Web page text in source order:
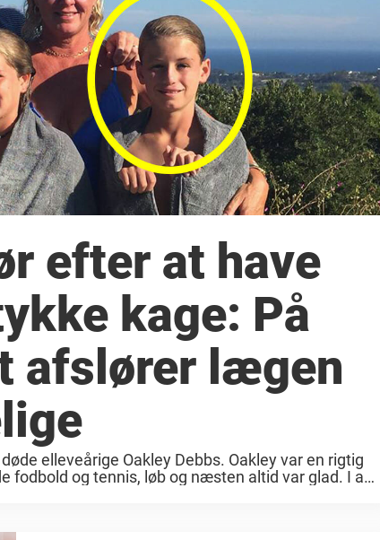
efter at have
kage: På
afslører lægen
elleveårige Oakley Debbs. Oakley var en rigtig
fodbold og tennis, løb og næsten altid var glad. I am